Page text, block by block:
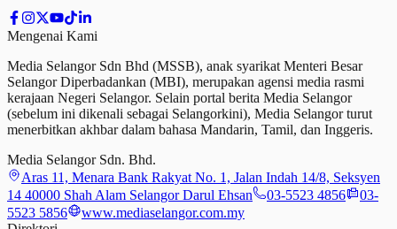
Mengenai Kami
Media Selangor Sdn Bhd (MSSB), anak syarikat Menteri Besar
Selangor Diperbadankan (MBI), merupakan agensi media rasmi
kerajaan Negeri Selangor. Selain portal berita Media Selangor
(sebelum ini dikenali sebagai Selangorkini), Media Selangor turut
menerbitkan akhbar dalam bahasa Mandarin, Tamil, dan Inggeris.
Media Selangor Sdn. Bhd.
Aras 11, Menara Bank Rakyat No. 1, Jalan Indah 14/8, Seksyen
14 40000 Shah Alam Selangor Darul Ehsan
03-5523 4856
03-
5523 5856
www.mediaselangor.com.my